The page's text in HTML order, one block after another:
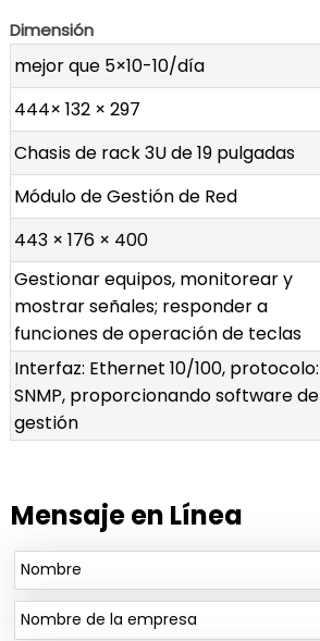
Dimensión
mejor que 5×10-10/día
444× 132 × 297
Chasis de rack 3U de 19 pulgadas
Módulo de Gestión de Red
443 × 176 × 400
Gestionar equipos, monitorear y
mostrar señales; responder a
funciones de operación de teclas
Interfaz: Ethernet 10/100, protocolo:
SNMP, proporcionando software de
gestión
Mensaje en Línea